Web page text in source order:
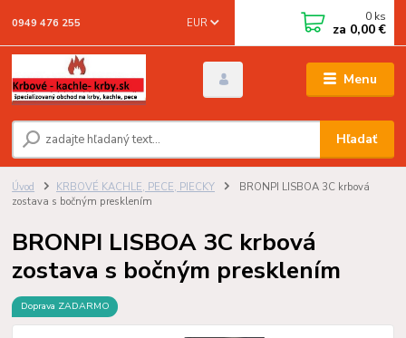
Menu
EUR
Hľadať
0949 476 255 0 ks
za 0,00 €
Úvod KRBOVÉ KACHLE, PECE, PIECKY
BRONPI LISBOA 3C krbová
zostava s bočným presklením
BRONPI LISBOA 3C krbová
zostava s bočným presklením
Doprava ZADARMO